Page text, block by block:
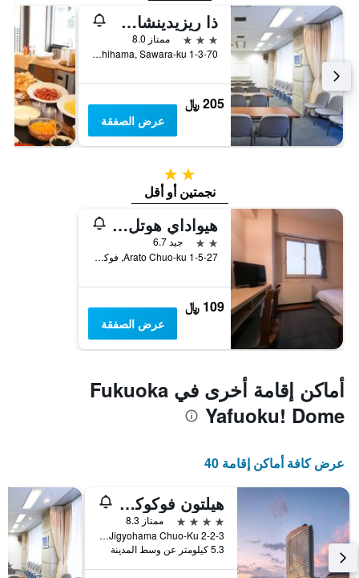
ذا ريزيدينشال سويتس فوكوكا
3 نجوم
ممتاز 8.0
1-3-70 Momochihama, Sawara-ku, فوكوكا, اليابان
205 ﷼
عرض الصفقة
2 نجمتين
نجمتين أو أقل
هيواداي هوتل أراتو
2 نجمتين
جيد 6.7
1-5-27 Arato Chuo-ku, فوكوكا, اليابان
109 ﷼
عرض الصفقة
أماكن إقامة أخرى في Fukuoka
Yafuoku! Dome
عرض كافة أماكن إقامة 40
هيلتون فوكوكا سير هوك
4 نجوم
ممتاز 8.3
2-2-3 Jigyohama Chuo-Ku, فوكوكا, اليابان
5.3 كيلومتر عن وسط المدينة